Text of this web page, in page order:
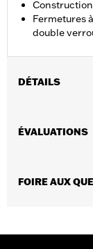
Fermetures
double
DÉTAILS
Rendez-vous sur
Origine:Importé
ÉVALUATIONS
FOIRE AUX